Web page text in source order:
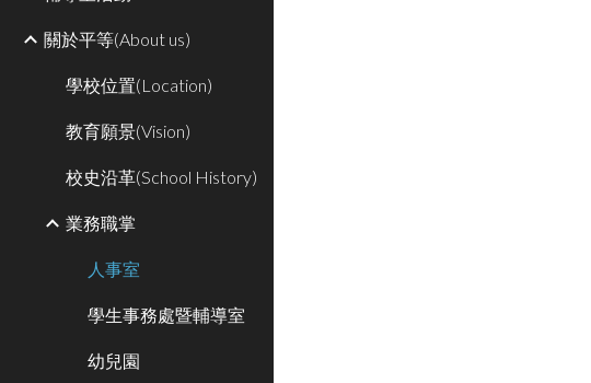
關於平等(About us)
學校位置(Location)
教育願景(Vision)
校史沿革(School History)
業務職掌
人事室
學生事務處暨輔導室
幼兒園